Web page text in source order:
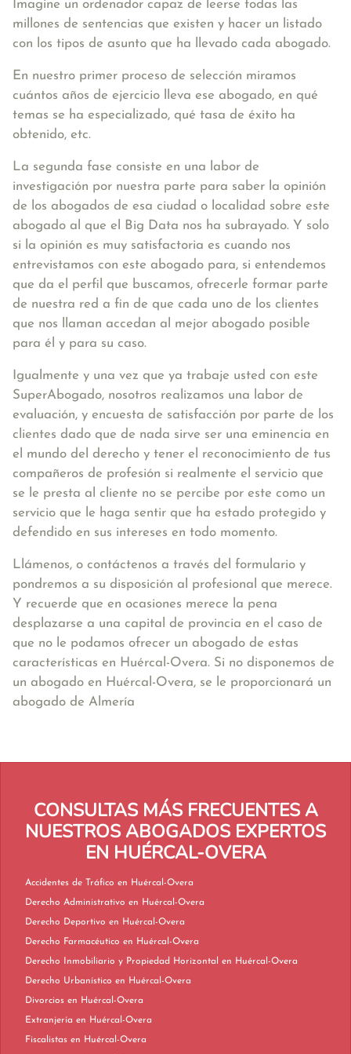
Imagine un ordenador capaz de leerse todas las
millones de sentencias que existen y hacer un listado
con los tipos de asunto que ha llevado cada abogado.
En nuestro primer proceso de selección miramos
cuántos años de ejercicio lleva ese abogado, en qué
temas se ha especializado, qué tasa de éxito ha
obtenido, etc.
La segunda fase consiste en una labor de
investigación por nuestra parte para saber la opinión
de los abogados de esa ciudad o localidad sobre este
abogado al que el Big Data nos ha subrayado. Y solo
si la opinión es muy satisfactoria es cuando nos
entrevistamos con este abogado para, si entendemos
que da el perfil que buscamos, ofrecerle formar parte
de nuestra red a fin de que cada uno de los clientes
que nos llaman accedan al mejor abogado posible
para él y para su caso.
Igualmente y una vez que ya trabaje usted con este
SuperAbogado, nosotros realizamos una labor de
evaluación, y encuesta de satisfacción por parte de los
clientes dado que de nada sirve ser una eminencia en
el mundo del derecho y tener el reconocimiento de tus
compañeros de profesión si realmente el servicio que
se le presta al cliente no se percibe por este como un
servicio que le haga sentir que ha estado protegido y
defendido en sus intereses en todo momento.
Llámenos, o contáctenos a través del formulario y
pondremos a su disposición al profesional que merece.
Y recuerde que en ocasiones merece la pena
desplazarse a una capital de provincia en el caso de
que no le podamos ofrecer un abogado de estas
características en Huércal-Overa. Si no disponemos de
un abogado en Huércal-Overa, se le proporcionará un
abogado de Almería
CONSULTAS MÁS FRECUENTES A
NUESTROS ABOGADOS EXPERTOS
EN HUÉRCAL-OVERA
Accidentes de Tráfico en Huércal-Overa
Derecho Administrativo en Huércal-Overa
Derecho Deportivo en Huércal-Overa
Derecho Farmacéutico en Huércal-Overa
Derecho Inmobiliario y Propiedad Horizontal en Huércal-Overa
Derecho Urbanístico en Huércal-Overa
Divorcios en Huércal-Overa
Extranjería en Huércal-Overa
Fiscalistas en Huércal-Overa